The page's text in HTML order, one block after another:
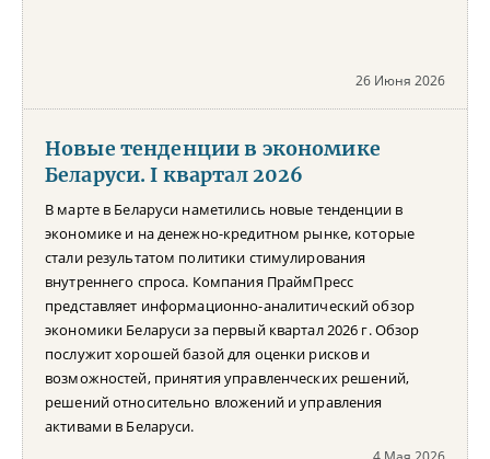
26 Июня 2026
Новые тенденции в экономике
Беларуси. I квартал 2026
В марте в Беларуси наметились новые тенденции в
экономике и на денежно-кредитном рынке, которые
стали результатом политики стимулирования
внутреннего спроса. Компания ПраймПресс
представляет информационно-аналитический обзор
экономики Беларуси за первый квартал 2026 г. Обзор
послужит хорошей базой для оценки рисков и
возможностей, принятия управленческих решений,
решений относительно вложений и управления
активами в Беларуси.